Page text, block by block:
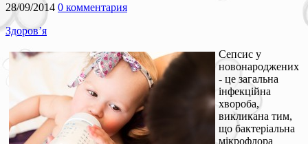
28/09/2014 0 комментария
Здоров’я
Сепсис у
новонароджених
- це загальна
інфекційна
хвороба,
викликана тим,
що бактеріальна
мікрофлора